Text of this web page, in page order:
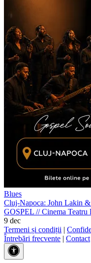
Blues
Cluj-Napoca: John Lakin
GOSPEL //Cinema Teatru
9 dec
Termeni și condiții |
Întrebări frecvente | Contact